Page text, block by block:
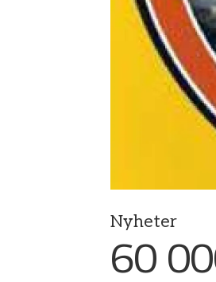
Nyheter
60